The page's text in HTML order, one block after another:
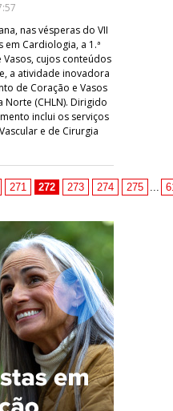
nas vésperas do VII
em Cardiologia, a 1.ª
cujos conteúdos
a atividade inovadora
de Coração e Vasos
(CHLN). Dirigido
inclui os serviços
e de Cirurgia
271 272 273 274 275